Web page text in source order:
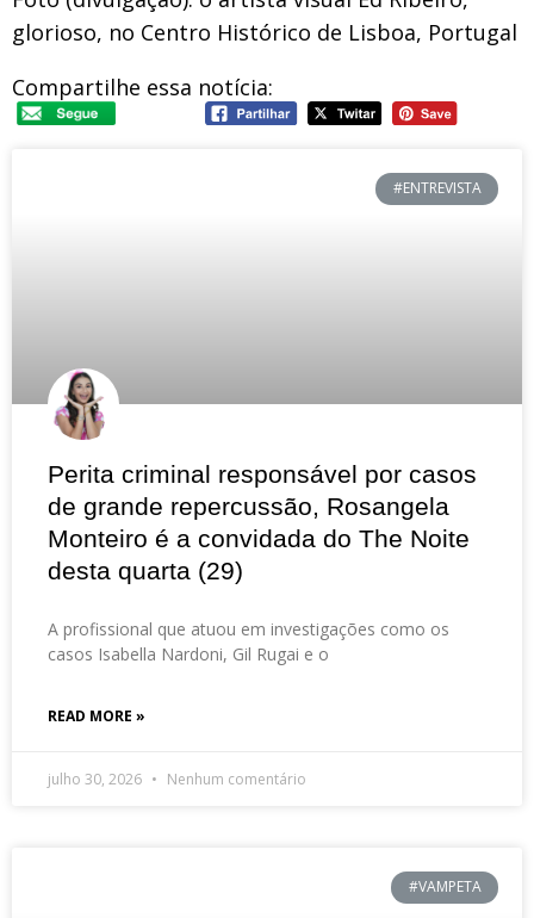
glorioso, no Centro Histórico de Lisboa, Portugal
Compartilhe essa notícia:
#ENTREVISTA
Perita criminal responsável por casos
de grande repercussão, Rosangela
Monteiro é a convidada do The Noite
desta quarta (29)
A profissional que atuou em investigações como os
casos Isabella Nardoni, Gil Rugai e o
READ MORE »
julho 30, 2026 Nenhum comentário
#VAMPETA